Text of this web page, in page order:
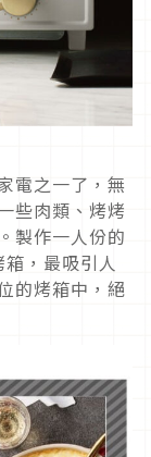
電之一了，無
些肉類、烤烤
製作一人份的
，最吸引人
的烤箱中，絕